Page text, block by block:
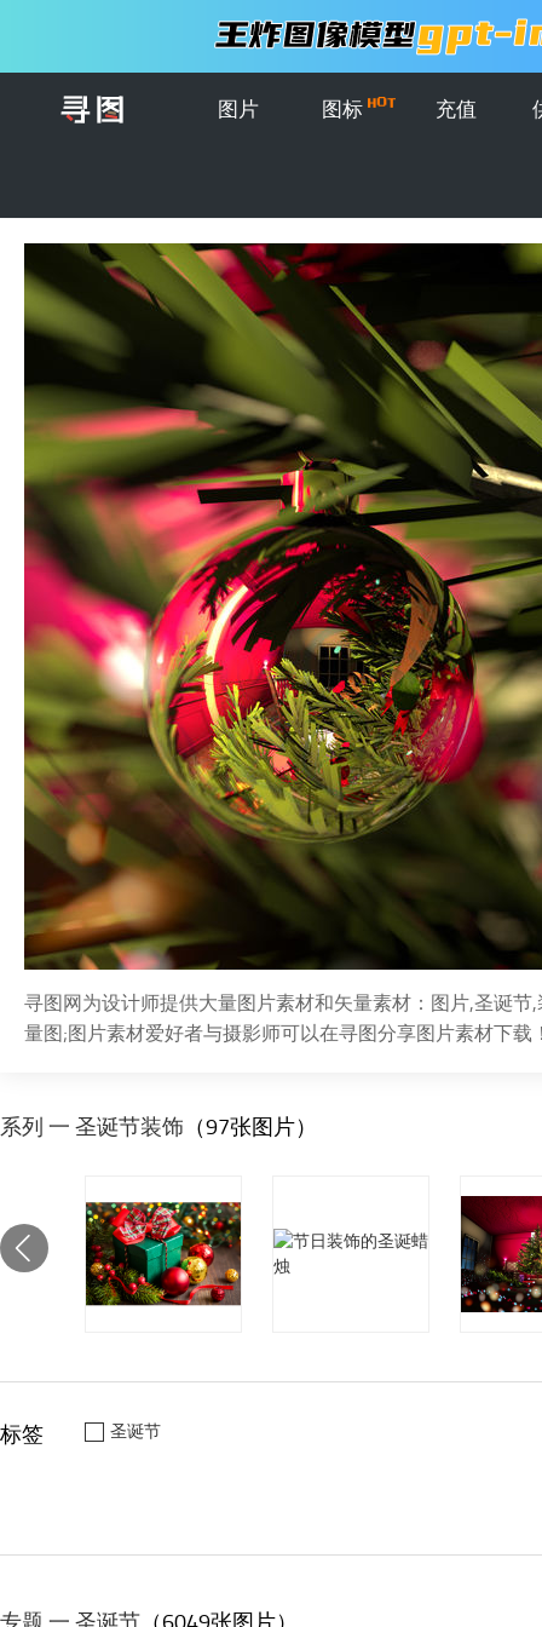
图片 图标 充值
寻图网为设计师提供大量图片素材和矢量素材：图片,圣诞
量图;图片素材爱好者与摄影师可以在寻图分享图片素材下载
系列 一 圣诞节装饰 （97张图片）
标签 圣诞节